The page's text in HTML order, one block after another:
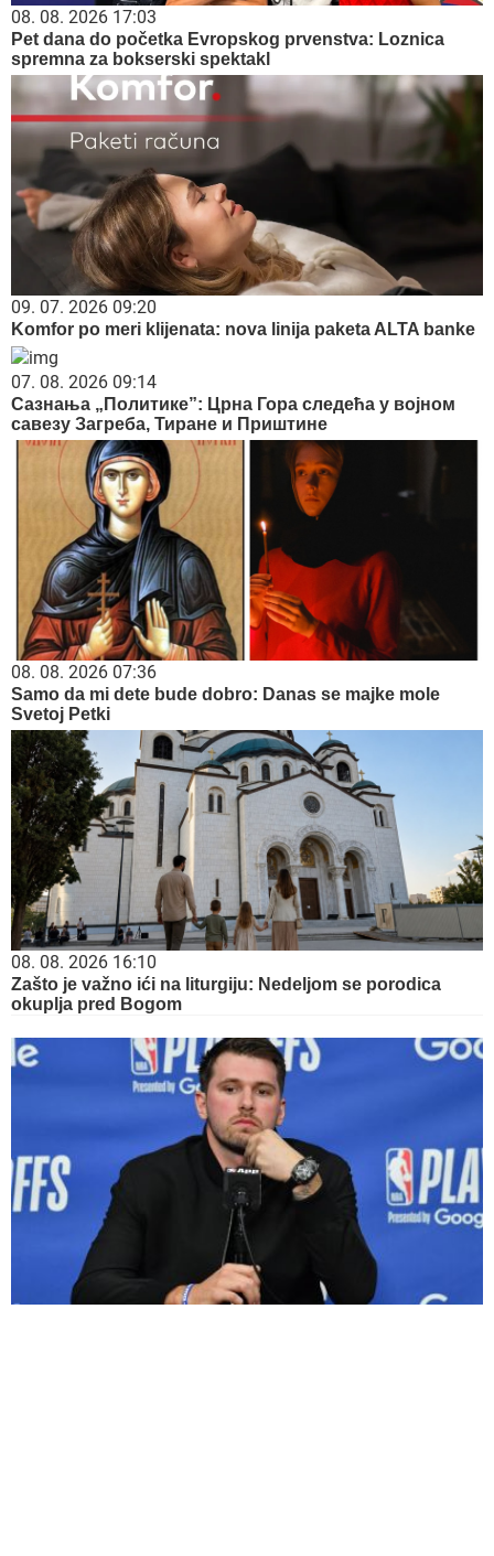
08. 08. 2026 17:03
Pet dana do početka Evropskog prvenstva: Loznica
spremna za bokserski spektakl
09. 07. 2026 09:20
Komfor po meri klijenata: nova linija paketa ALTA banke
07. 08. 2026 09:14
Сазнања „Политике”: Црна Гора следећа у војном
савезу Загреба, Тиране и Приштине
08. 08. 2026 07:36
Samo da mi dete bude dobro: Danas se majke mole
Svetoj Petki
08. 08. 2026 16:10
Zašto je važno ići na liturgiju: Nedeljom se porodica
okuplja pred Bogom